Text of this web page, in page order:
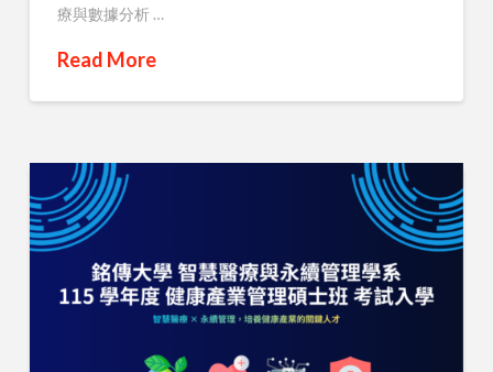
療與數據分析 …
Read More